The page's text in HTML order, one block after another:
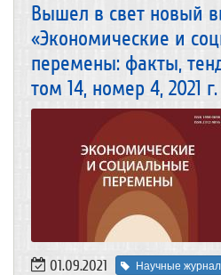
Вышел в свет новый
«Экономические и
перемены: факты,
том 14, номер 4, 2021 г.
01.09.2021 Научные